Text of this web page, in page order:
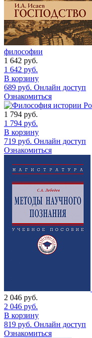
философии
1 642 руб.
1 642 руб.
В корзину
689 руб. Онлайн доступ
Ознакомиться
1 794 руб.
1 794 руб.
В корзину
719 руб. Онлайн доступ
Ознакомиться
2 046 руб.
2 046 руб.
В корзину
819 руб. Онлайн доступ
Ознакомиться